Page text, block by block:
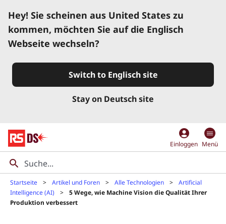
Hey! Sie scheinen aus United States zu
kommen, möchten Sie auf die Englisch
Webseite wechseln?
Switch to Englisch site
Stay on Deutsch site
account_circle
Einloggen Menü
Startseite Artikel und Foren Alle Technologien
Artificial
Intelligence (AI)
5 Wege, wie Machine Vision die Qualität Ihrer
Produktion verbessert